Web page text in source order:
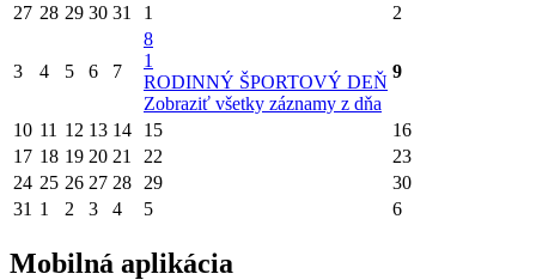
27 28 29 30 31 1 2
3 4 5 6 7
8
1
RODINNÝ ŠPORTOVÝ DEŇ
Zobraziť všetky záznamy z dňa
9
10 11 12 13 14 15
16
17 18 19 20 21 22
23
24 25 26 27 28 29
30
31 1 2 3 4 5 6
Mobilná aplikácia